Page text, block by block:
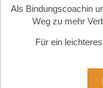
Als Bindungscoachin
Weg zu mehr
Für ein